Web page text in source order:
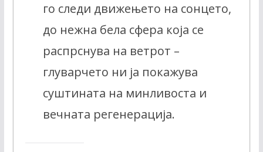
го следи движењето на сонцето,
до нежна бела сфера која се
распрснува на ветрот –
глуварчето ни ја покажува
суштината на минливоста и
вечната регенерација.